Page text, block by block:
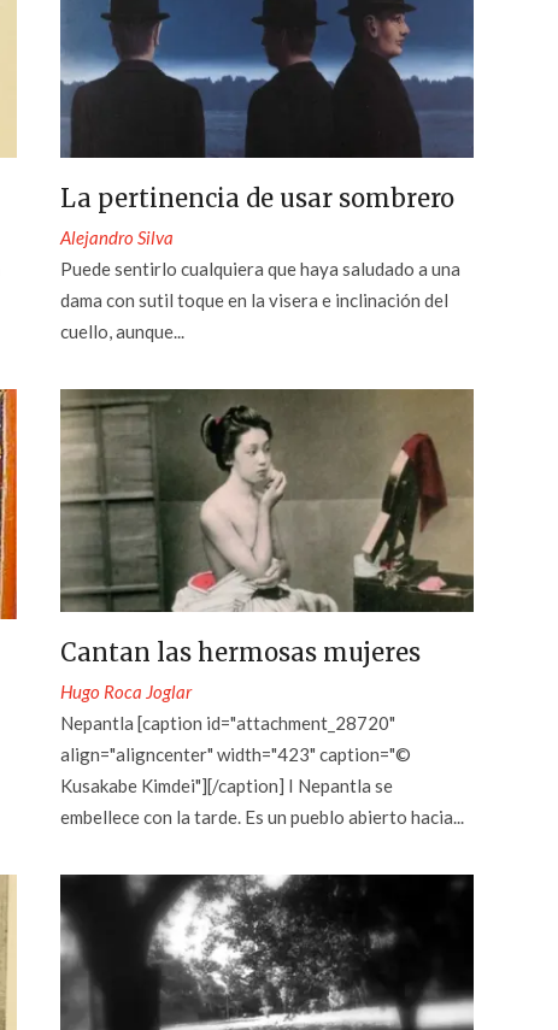
La pertinencia de usar sombrero
Alejandro Silva
Puede sentirlo cualquiera que haya saludado a una
dama con sutil toque en la visera e inclinación del
cuello, aunque...
Cantan las hermosas mujeres
Hugo Roca Joglar
Nepantla [caption id="attachment_28720"
align="aligncenter" width="423" caption="©
Kusakabe Kimdei"][/caption] I Nepantla se
embellece con la tarde. Es un pueblo abierto hacia...